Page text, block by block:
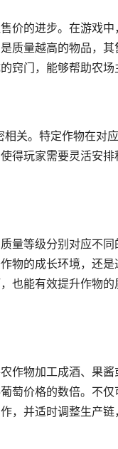
价的进步。在游戏
质量越高的物品，
窍门，能够帮助农场
关。特定作物在对
得玩家需要灵活安
等级分别对应不同
物的成长环境，还
也能有效提升作物
作物加工成酒、果
价格的数倍。不仅
，并适时调整生产链